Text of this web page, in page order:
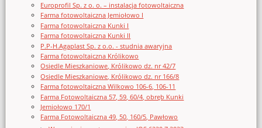
Europrofil Sp. z o. o. – instalacja fotowoltaiczna
Farma fotowoltaiczna Jemiołowo I
Farma fotowoltaiczna Kunki I
Farma fotowoltaiczna Kunki II
P.P-H.Agaplast Sp. z o.o. - studnia awaryjna
Farma fotowoltaiczna Królikowo
Osiedle Mieszkaniowe, Królikowo dz. nr 42/7
Osiedle Mieszkaniowe, Królikowo dz. nr 166/8
Farma fotowoltaiczna Wilkowo 106-6, 106-11
Farma Fotowoltaiczna 57, 59, 60/4, obręb Kunki
Jemiołowo 170/1
Farma Fotowoltaiczna 49, 50, 160/5, Pawłowo